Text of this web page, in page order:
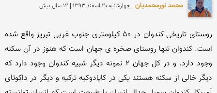
محمد نورمحمديان چهارشنبه 20 اسفند 1393 | 12 سال پیش